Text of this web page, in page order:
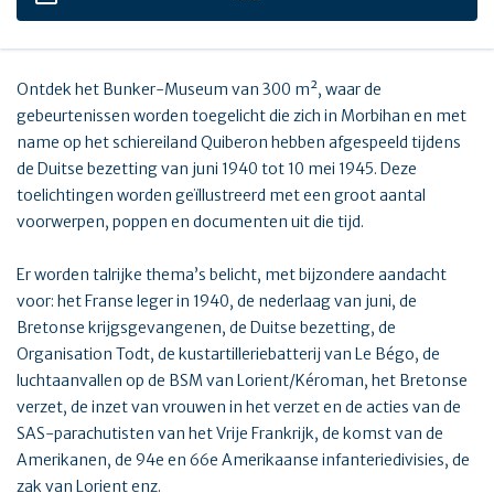
Ontdek het Bunker-Museum van 300 m², waar de
gebeurtenissen worden toegelicht die zich in Morbihan en met
name op het schiereiland Quiberon hebben afgespeeld tijdens
de Duitse bezetting van juni 1940 tot 10 mei 1945. Deze
toelichtingen worden geïllustreerd met een groot aantal
voorwerpen, poppen en documenten uit die tijd.
Er worden talrijke thema’s belicht, met bijzondere aandacht
voor: het Franse leger in 1940, de nederlaag van juni, de
Bretonse krijgsgevangenen, de Duitse bezetting, de
Organisation Todt, de kustartilleriebatterij van Le Bégo, de
luchtaanvallen op de BSM van Lorient/Kéroman, het Bretonse
verzet, de inzet van vrouwen in het verzet en de acties van de
SAS-parachutisten van het Vrije Frankrijk, de komst van de
Amerikanen, de 94e en 66e Amerikaanse infanteriedivisies, de
zak van Lorient enz.